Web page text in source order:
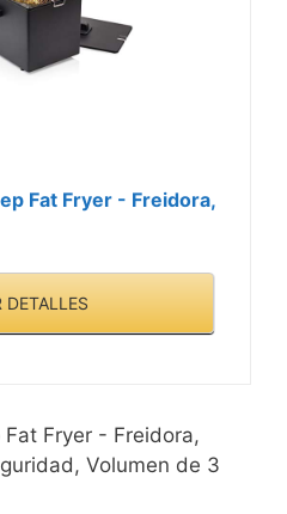
Fat Fryer - Freidora,
DETALLES
Fat Fryer - Freidora,
Volumen de 3